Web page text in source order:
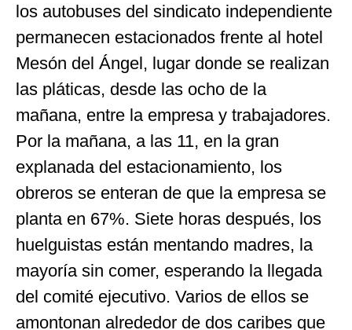
los autobuses del sindicato independiente
permanecen estacionados frente al hotel
Mesón del Ángel, lugar donde se realizan
las pláticas, desde las ocho de la
mañana, entre la empresa y trabajadores.
Por la mañana, a las 11, en la gran
explanada del estacionamiento, los
obreros se enteran de que la empresa se
planta en 67%. Siete horas después, los
huelguistas están mentando madres, la
mayoría sin comer, esperando la llegada
del comité ejecutivo. Varios de ellos se
amontonan alrededor de dos caribes que